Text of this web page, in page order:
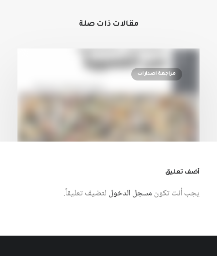
مقالات ذات صلة
مراجعة اصدارات
28 يوليو، 2026
كتبه ياسمين قعيق
أضف تعليق
يجب أنت تكون مسجل الدخول لتضيف تعليقاً.